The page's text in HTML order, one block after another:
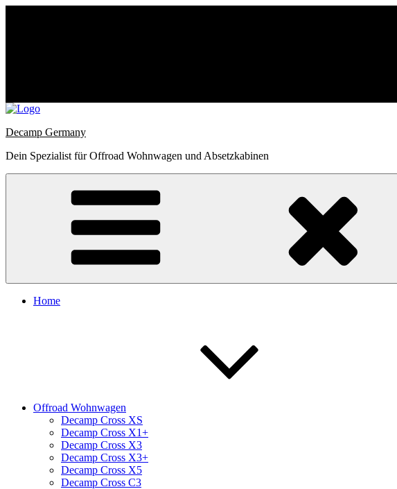
Zum
springen
Decamp Germany
Dein Spezialist für Offroad Wohnwagen und Absetzkabinen
Home
Offroad Wohnwagen
Decamp Cross XS
Decamp Cross X1+
Decamp Cross X3
Decamp Cross X3+
Decamp Cross X5
Decamp Cross C3